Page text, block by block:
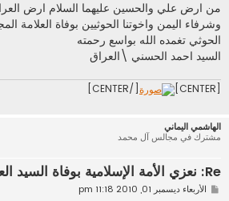
ا
ر
ك
ة
من ارض علي والحسين عليهما السلام ارض
وشرفاء اليمن واخوتنا الحوثيين بوفاة العلامة
الحوثي تغمده الله بواسع رحمته
السيد احمد الحسني \العراق
[/CENTER]
الهاشمي اليماني
مشترك في مجالس آل محمد
Re: نعزي الأمة الإسلامية بوفاة السيد العلامة/ بدر الدين الح
مالأربعاء ديسمبر 01, 2010 11:18 pm